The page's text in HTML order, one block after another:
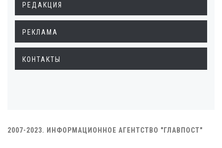
РЕДАКЦИЯ
РЕКЛАМА
КОНТАКТЫ
2007-2023. ИНФОРМАЦИОННОЕ АГЕНТСТВО "ГЛАВПОСТ"